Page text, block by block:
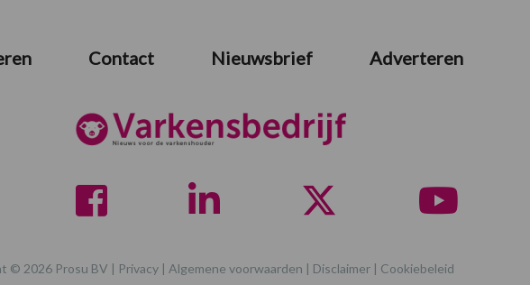
Contact Nieuwsbrief Adverteren
© 2026 Prosu BV | Privacy| Algemene voorwaarden | Disclaimer| Cookiebeleid